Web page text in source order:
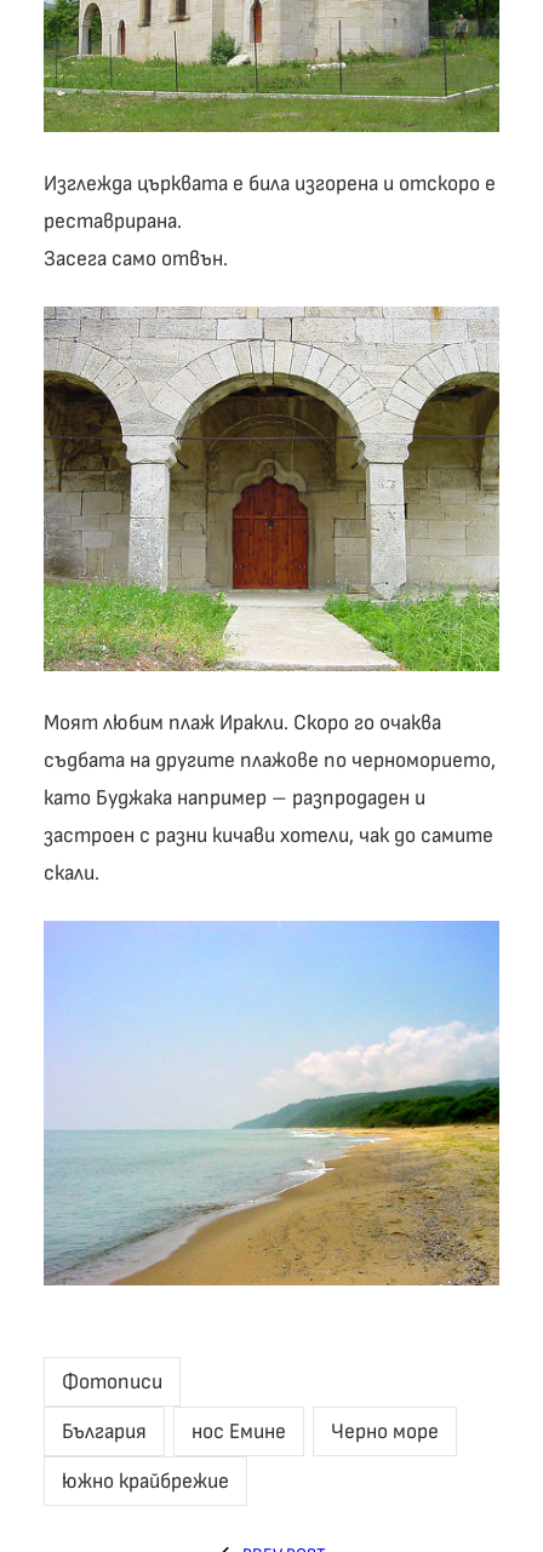
Изглежда църквата е била изгорена и отскоро е
реставрирана.
Засега само отвън.
Моят любим плаж Иракли. Скоро го очаква
съдбата на другите плажове по черноморието,
като Буджака например – разпродаден и
застроен с разни кичави хотели, чак до самите
скали.
Фотописи
България
нос Емине
Черно море
южно крайбрежие